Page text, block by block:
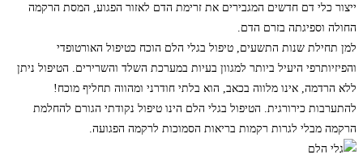
ייצור כלי דם חדשים המגבירים את זרימת הדם לאזור הפגוע, המסת הרקמה
החולה וספיגתה בזרם הדם.
למן תחילת שנות התשעים, טיפול בגלי הלם הוכח כטיפול האורטופדי
והפיזיותרפי היעיל ביותר למגוון בעיות במערכת השלד והשרירים. הטיפול ניתן
ללא הרדמה, אינו מלווה בכאב, הוא בלתי חודרני ומהווה תחליף מוכח!
להתערבות כירורגית. הטיפול בגלי הלם הינו טיפול נקודתי הגורם להחלמת
הרקמה מבלי לגרות רקמות בריאות הסמוכות לרקמה הפגועה.